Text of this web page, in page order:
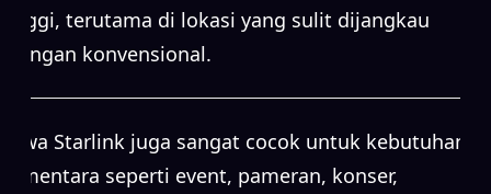
tinggi, terutama di lokasi yang sulit dijangkau
jaringan konvensional.
Sewa Starlink juga sangat cocok untuk kebutuhan
sementara seperti event, pameran, konser,